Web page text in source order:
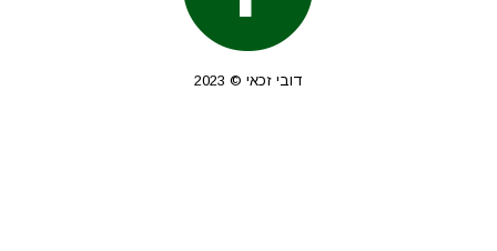
דובי זכאי © 2023